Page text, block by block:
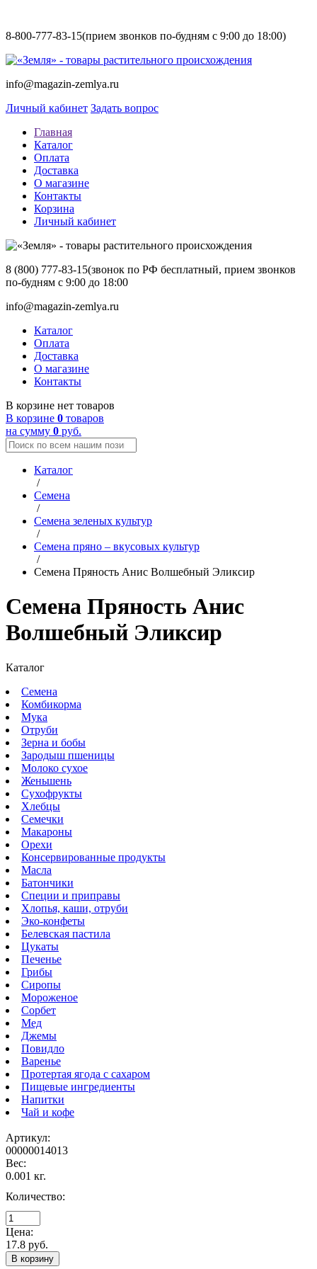
8-800-777-83-15(прием звонков по-будням с 9:00 до 18:00)
info@magazin-zemlya.ru
Личный кабинет Задать вопрос
Главная
Каталог
Оплата
Доставка
О магазине
Контакты
Корзина
Личный кабинет
8 (800) 777-83-15(звонок по РФ бесплатный, прием звонков
по-будням с 9:00 до 18:00
info@magazin-zemlya.ru
Каталог
Оплата
Доставка
О магазине
Контакты
В корзине нет товаров
В корзине 0 товаров
на сумму 0 руб.
Каталог
/
Семена
/
Семена зеленых культур
/
Семена пряно – вкусовых культур
/
Семена Пряность Анис Волшебный Эликсир
Семена Пряность Анис
Волшебный Эликсир
Каталог
Семена
Комбикорма
Мука
Отруби
Зерна и бобы
Зародыш пшеницы
Молоко сухое
Женьшень
Сухофрукты
Хлебцы
Семечки
Макароны
Орехи
Консервированные продукты
Масла
Батончики
Специи и приправы
Хлопья, каши, отруби
Эко-конфеты
Белевская пастила
Цукаты
Печенье
Грибы
Сиропы
Мороженое
Сорбет
Мед
Джемы
Повидло
Варенье
Протертая ягода с сахаром
Пищевые ингредиенты
Напитки
Чай и кофе
Артикул:
00000014013
Вес:
0.001 кг.
Количество:
Цена:
17.8 руб.
В корзину